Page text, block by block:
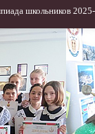
школьников